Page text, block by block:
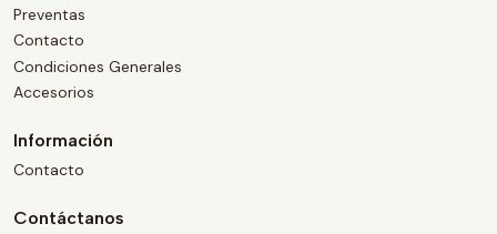
Preventas
Contacto
Condiciones Generales
Accesorios
Información
Contacto
Contáctanos